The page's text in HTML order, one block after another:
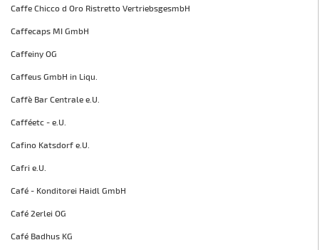
Caffe Chicco d Oro Ristretto VertriebsgesmbH
Caffecaps MI GmbH
Caffeiny OG
Caffeus GmbH in Liqu.
Caffè Bar Centrale e.U.
Cafféetc - e.U.
Cafino Katsdorf e.U.
Cafri e.U.
Café - Konditorei Haidl GmbH
Café 2erlei OG
Café Badhus KG